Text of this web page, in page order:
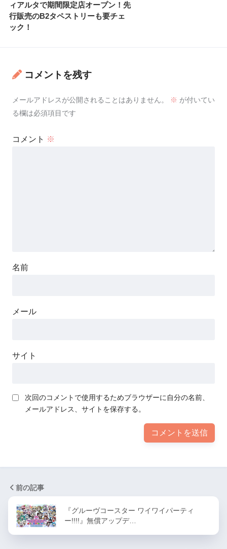
ィアルタで期間限定店オープン！先
行販売のB2タペストリーも要チェ
ック！
コメントを残す
メールアドレスが公開されることはありません。 ※ が付いてい
る欄は必須項目です
コメント ※
名前
メール
サイト
次回のコメントで使用するためブラウザーに自分の名前、
メールアドレス、サイトを保存する。
前の記事
『グルーヴコースター ワイワイパーティ
ー!!!!』無償アップデ…